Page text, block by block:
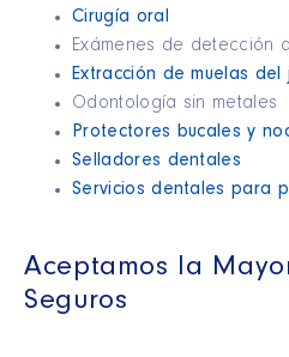
Cirugía oral
Exámenes de detección
Extracción de muelas del
Odontología sin metales
Protectores bucales y
Selladores dentales
Servicios dentales para
Aceptamos la
Seguros